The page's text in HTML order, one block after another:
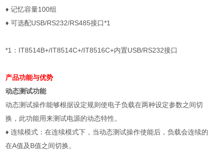
♦ 记忆容量100组
♦ 可选配USB/RS232/RS485接口*1
*1 ： IT8514B+/IT8514C+/IT8516C+内置USB/RS232接口
产品功能与优势
动态测试功能
动态测试操作能够根据设定规则使电子负载在两种设定参数之间切
换，此功能用来测试电源的动态特性。
♦ 连续模式：在连续模式下，当动态测试操作使能后，负载会连续的
在A值及B值之间切换。